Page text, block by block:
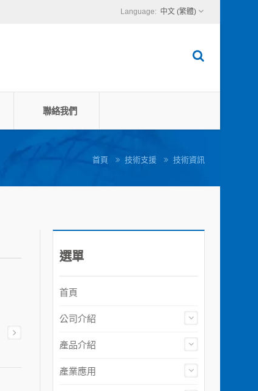
中文 (繁體)
聯絡我們
首頁 技術支援 技術資訊
選單
首頁
公司介紹
產品介紹
產業應用